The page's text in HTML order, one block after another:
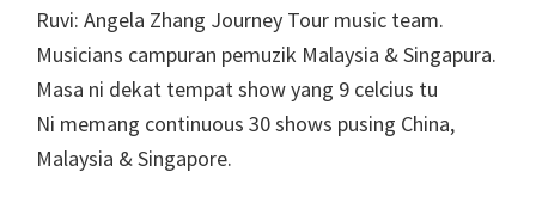
Ruvi: Angela Zhang Journey Tour music team.
Musicians campuran pemuzik Malaysia & Singapura.
Masa ni dekat tempat show yang 9 celcius tu
Ni memang continuous 30 shows pusing China,
Malaysia & Singapore.